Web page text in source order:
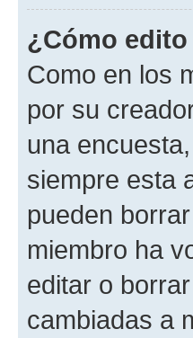
¿Cómo
Como en los
por su
una
siempre esta
pueden
miembro ha
editar o
cambiadas a